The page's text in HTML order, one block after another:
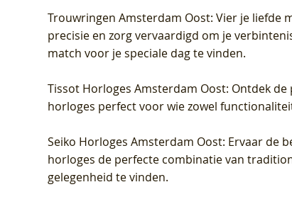
Trouwringen Amsterdam Oost: Vier je liefde
precisie en zorg vervaardigd om je
match voor je speciale dag te vinden.
Tissot Horloges Amsterdam Oost: Ontdek
horloges perfect voor wie zowel
Seiko Horloges Amsterdam Oost: Ervaar de
horloges de perfecte combinatie van
gelegenheid te vinden.